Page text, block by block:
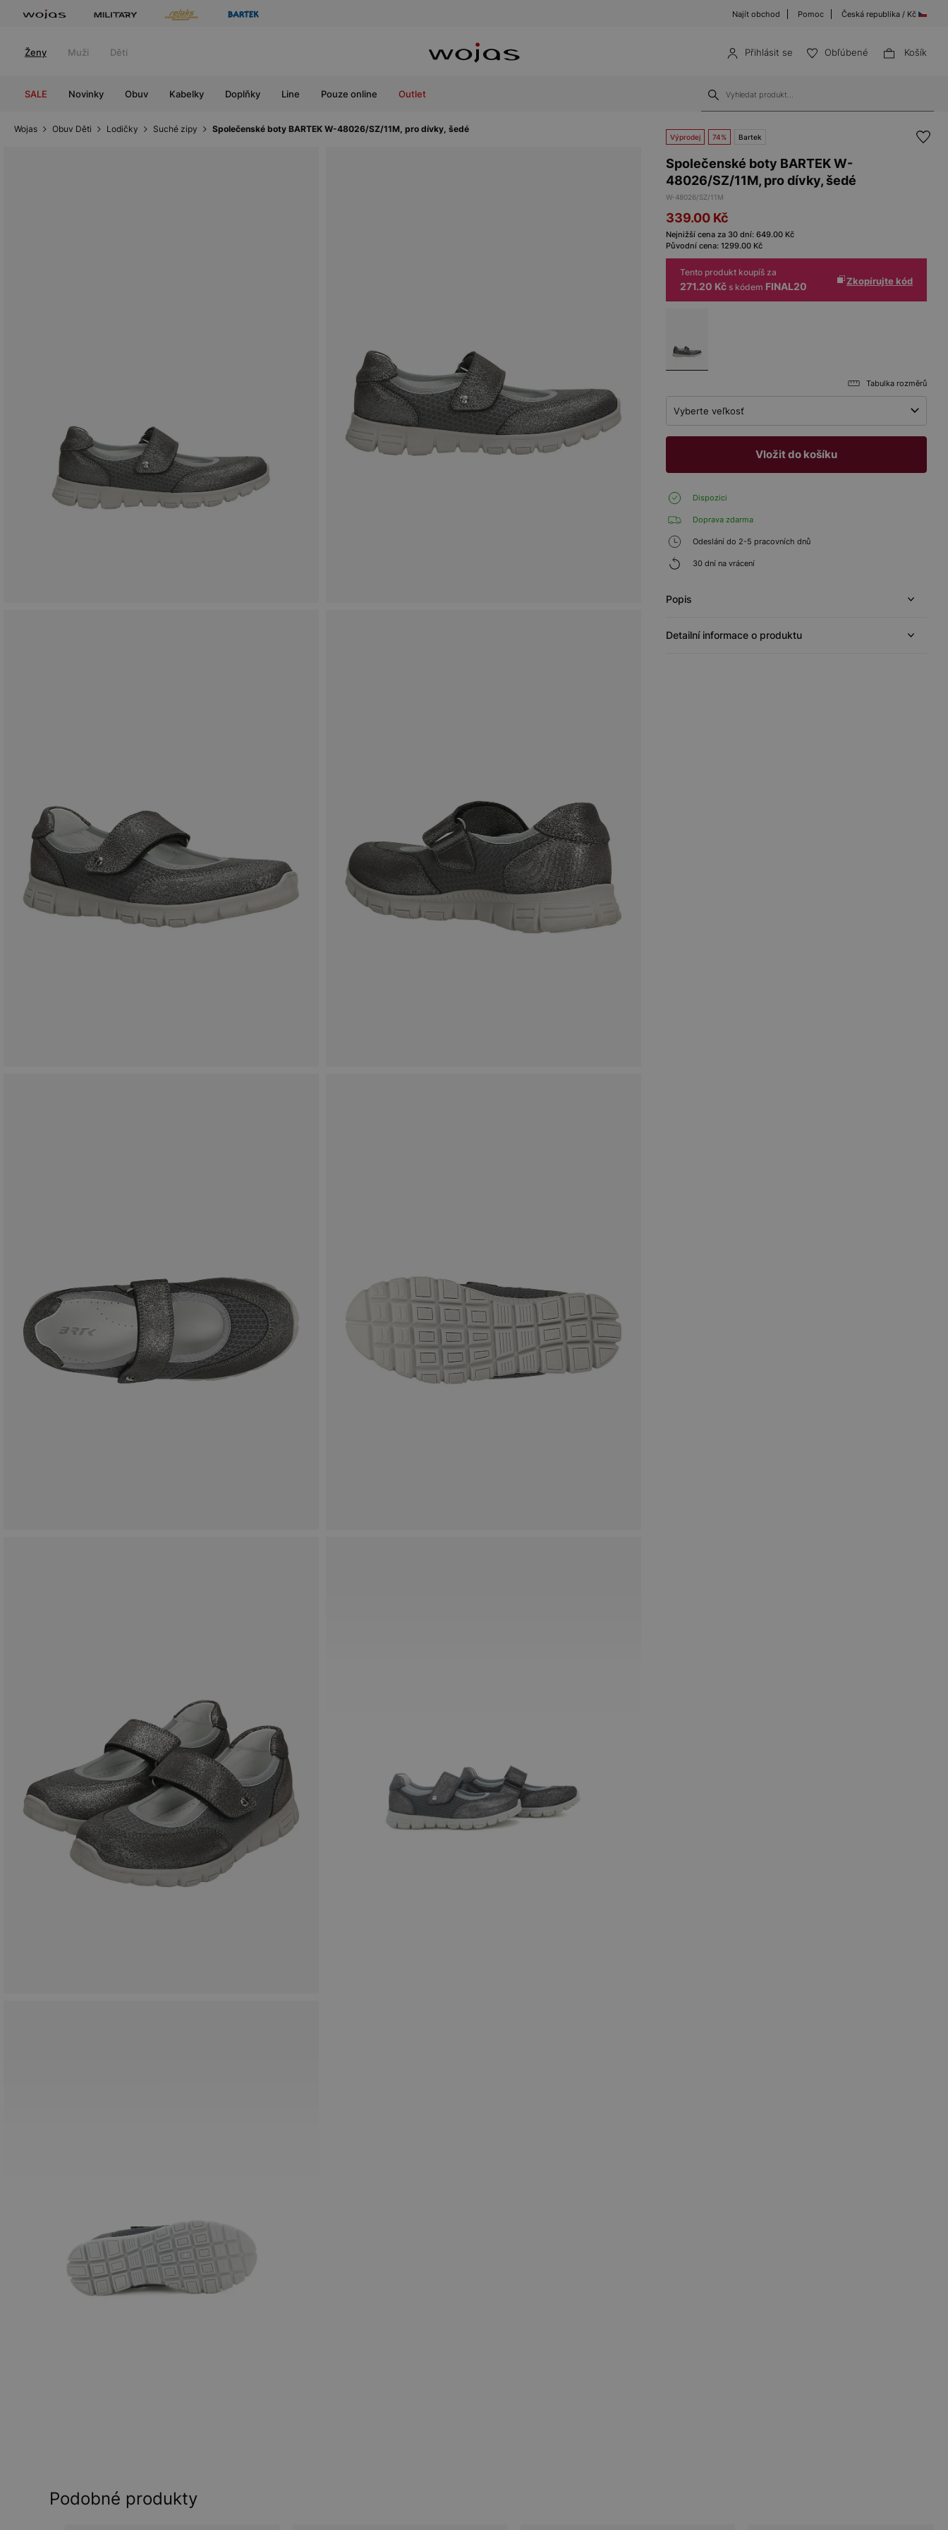
Najít obchod Pomoc Česká republika / Kč
Ženy Muži Děti Přihlásit se Obľúbené Košík
SALE Novinky Obuv Kabelky Doplňky Line Pouze online Outlet
Wojas Obuv Děti Lodičky Suché zipy Společenské boty BARTEK W-48026/SZ/11M, pro dívky, šedé
Výprodej 74% Bartek
Společenské boty BARTEK W-
48026/SZ/11M, pro dívky, šedé
W-48026/SZ/11M
339.00 Kč
Nejnižší cena za 30 dní: 649.00 Kč
Původní cena: 1299.00 Kč
Tento produkt koupíš za
271.20 Kč s kódem FINAL20 Zkopírujte kód
Tabulka rozměrů
Vyberte veľkosť
Vložit do košíku
Dispozici
Doprava zdarma
Odeslání do 2-5 pracovních dnů
30 dní na vrácení
Popis
Detailní informace o produktu
Podobné produkty